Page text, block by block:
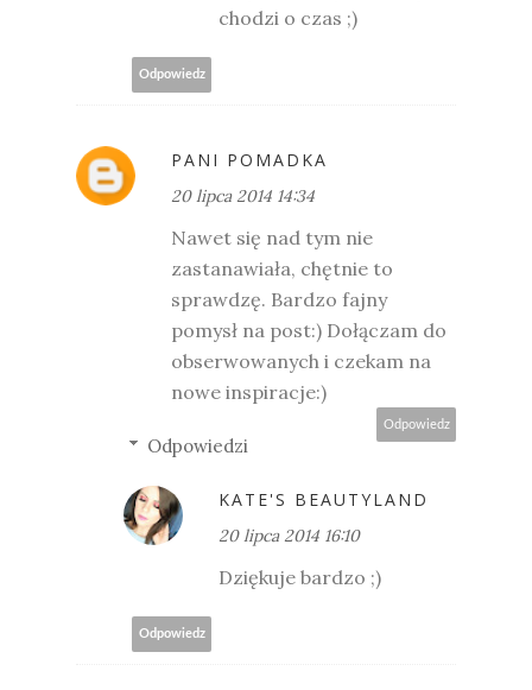
chodzi o czas ;)
Odpowiedz
PANI POMADKA
20 lipca 2014 14:34
Nawet się nad tym nie
zastanawiała, chętnie to
sprawdzę. Bardzo fajny
pomysł na post:) Dołączam do
obserwowanych i czekam na
nowe inspiracje:)
Odpowiedz
Odpowiedzi
KATE'S BEAUTYLAND
20 lipca 2014 16:10
Dziękuje bardzo ;)
Odpowiedz